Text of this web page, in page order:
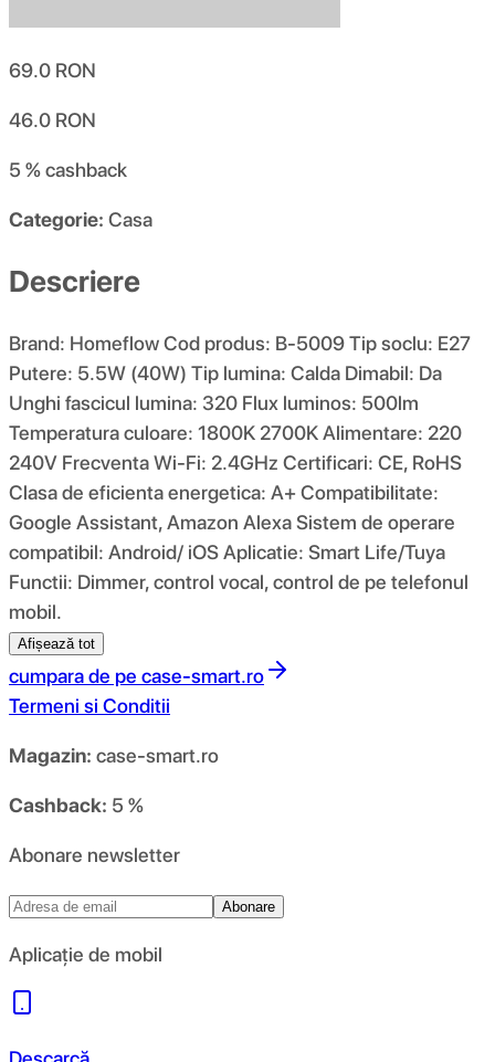
69.0 RON
46.0 RON
5 %cashback
Categorie: Casa
Descriere
Brand: Homeflow Cod produs: B-5009 Tip soclu: E27
Putere: 5.5W (40W) Tip lumina: Calda Dimabil: Da
Unghi fascicul lumina: 320 Flux luminos: 500lm
Temperatura culoare: 1800K 2700K Alimentare: 220
240V Frecventa Wi-Fi: 2.4GHz Certificari: CE, RoHS
Clasa de eficienta energetica: A+ Compatibilitate:
Google Assistant, Amazon Alexa Sistem de operare
compatibil: Android/ iOS Aplicatie: Smart Life/Tuya
Functii: Dimmer, control vocal, control de pe telefonul
mobil.
Afișează tot
cumpara de pe case-smart.ro
Termeni si Conditii
Magazin: case-smart.ro
Cashback: 5 %
Abonare newsletter
Abonare
Aplicație de mobil